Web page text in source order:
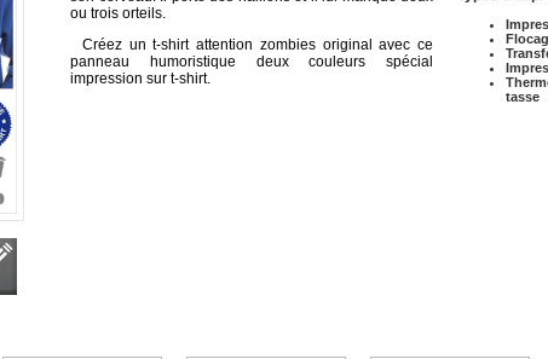
ou trois orteils.
Créez un t-shirt attention zombies original avec ce
panneau humoristique deux couleurs spécial
impression sur t-shirt.
tasse